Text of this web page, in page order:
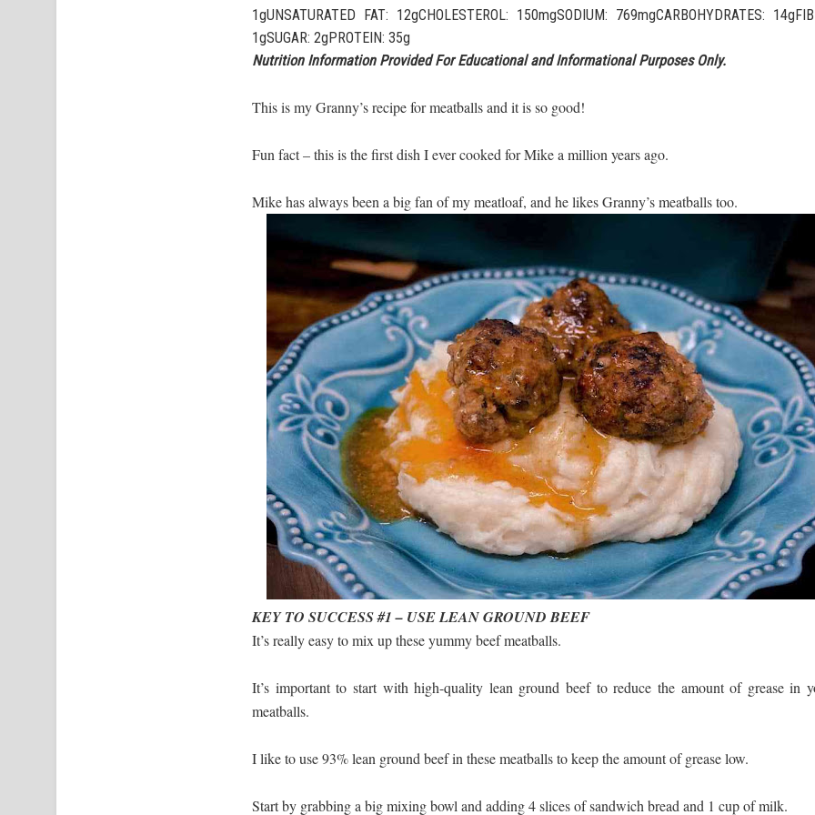
1gUNSATURATED FAT: 12gCHOLESTEROL: 150mgSODIUM: 769mgCARBOHYDRATES:
1gSUGAR: 2gPROTEIN: 35g
Nutrition Information Provided For Educational and Informational Purposes Only.
This is my Granny’s recipe for meatballs and it is so good!
Fun fact – this is the first dish I ever cooked for Mike a million years ago.
Mike has always been a big fan of my meatloaf, and he likes Granny’s meatballs too.
KEY TO SUCCESS #1 – USE LEAN GROUND BEEF
It’s really easy to mix up these yummy beef meatballs.
It’s important to start with high-quality lean ground beef to reduce the amount of grease in
meatballs.
I like to use 93% lean ground beef in these meatballs to keep the amount of grease low.
Start by grabbing a big mixing bowl and adding 4 slices of sandwich bread and 1 cup of milk.